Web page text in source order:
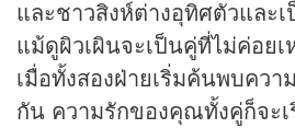
และชาวสิงห์ต่างอุทิศตัวและ
แม้ดูผิวเผินจะเป็นคู่ที่ไม่ค่อย
เมื่อทั้งสองฝ่ายเริ่มค้นพบคว
กัน ความรักของคุณทั้งคู่ก็จะเ